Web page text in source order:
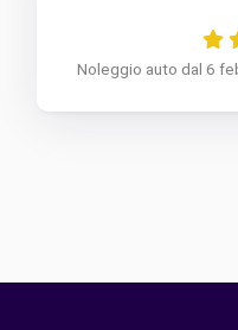
Noleggio auto dal 6